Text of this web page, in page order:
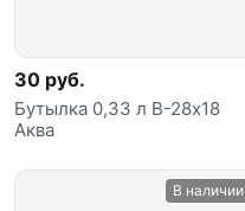
30 руб.
Бутылка 0,33 л В-28х18
Аква
В наличии